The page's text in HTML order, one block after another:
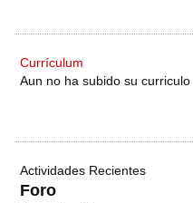
Currículum
Aun no ha subido su curriculo
Actividades Recientes
Foro